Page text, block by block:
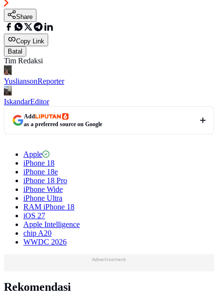
Share
Copy Link
Batal
Tim Redaksi
YusliansonReporter
IskandarEditor
Add
as a preferred source on Google
Apple
iPhone 18
iPhone 18e
iPhone 18 Pro
iPhone Wide
iPhone Ultra
RAM iPhone 18
iOS 27
Apple Intelligence
chip A20
WWDC 2026
Advertisement
Rekomendasi